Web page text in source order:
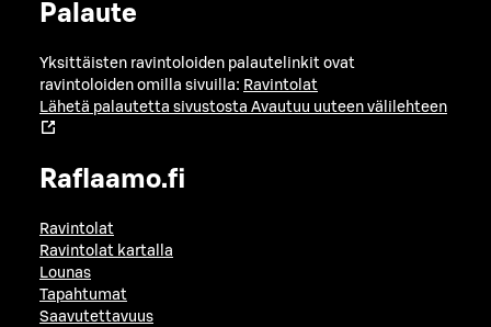
Palaute
Yksittäisten ravintoloiden palautelinkit ovat
ravintoloiden omilla sivuilla: Ravintolat
Lähetä palautetta sivustosta Avautuu uuteen välilehteen
Raflaamo.fi
Ravintolat
Ravintolat kartalla
Lounas
Tapahtumat
Saavutettavuus